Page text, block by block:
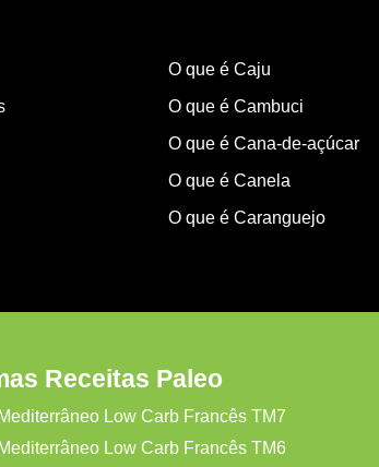
O que é Caju
O que é Cambuci
O que é Cana-de-açúcar
O que é Canela
O que é Caranguejo
Receitas Paleo
Low Carb Francês TM7
Low Carb Francês TM6